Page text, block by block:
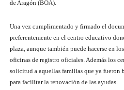
de Aragón (BOA).
Una vez cumplimentado y firmado el
preferentemente en el centro educativo
plaza, aunque también puede hacerse en
oficinas de registro oficiales. Además los
solicitud a aquellas familias que ya fueron
para facilitar la renovación de las ayudas.